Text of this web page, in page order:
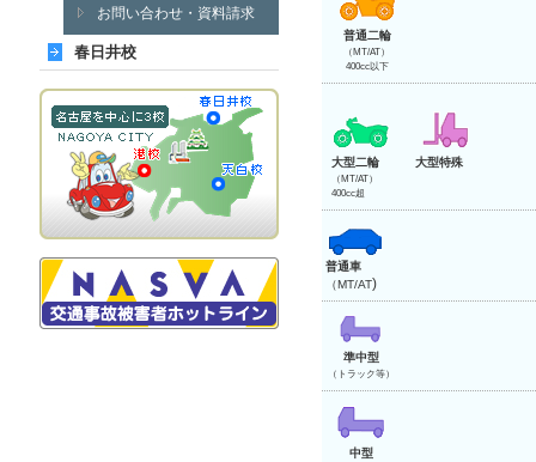
お問い合わせ・資料請求
春日井校
普通二輪
（MT/AT）
400cc以下
大型二輪
（MT/AT）
400cc超
大型特殊
普通車
（MT/AT)
準中型
（トラック等）
中型